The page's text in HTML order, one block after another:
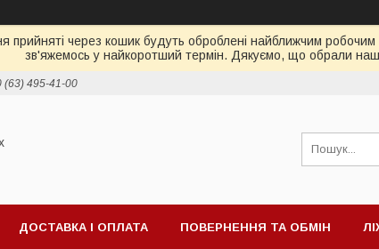
прийняті через кошик будуть оброблені найближчим
зв'яжемось у найкоротший термін. Дякуємо, що обрали
(63) 495-41-00
ДОСТАВКА І ОПЛАТА ПОВЕРНЕННЯ ТА ОБМІН